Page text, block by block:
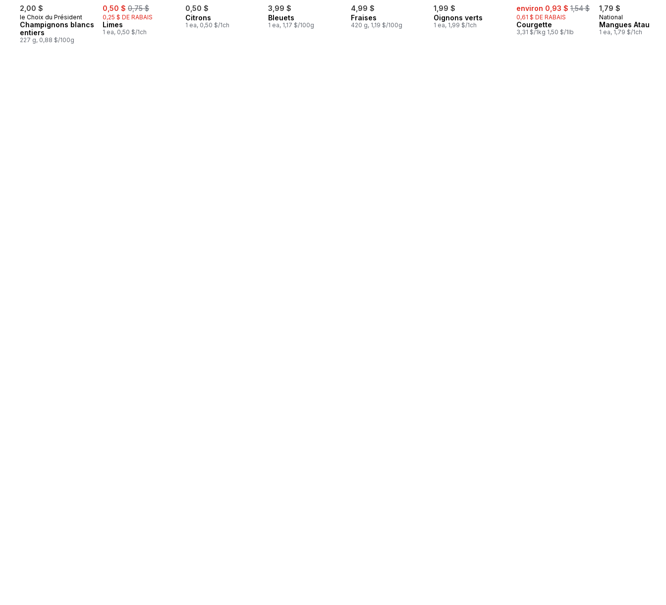
2,00 $
le Choix du Président
Champignons blancs
entiers
227 g, 0,88 $/100g
sale:
0,50 $ , formerly:
0,75 $
0,25 $ DE RABAIS
Limes
1 ea, 0,50 $/1ch
0,50 $
Citrons
1 ea, 0,50 $/1ch
3,99 $
Bleuets
1 ea, 1,17 $/100g
4,99 $
Fraises
420 g, 1,19 $/100g
1,99 $
Oignons verts
1 ea, 1,99 $/1ch
sale:
environ 0,93 $ , formerly:
1,54 $
0,61 $ DE RABAIS
Courgette
3,31 $/1kg 1,50 $/1lb
1,79 $
National
Mangues Ataulfo
1 ea, 1,79 $/1ch